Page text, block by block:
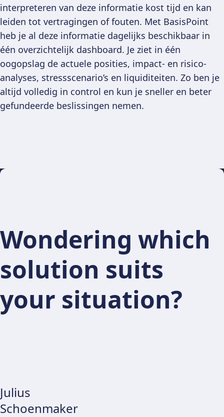
interpreteren van deze informatie kost tijd en kan
leiden tot vertragingen of fouten. Met BasisPoint
heb je al deze informatie dagelijks beschikbaar in
één overzichtelijk dashboard. Je ziet in één
oogopslag de actuele posities, impact- en risico-
analyses, stressscenario’s en liquiditeiten. Zo ben je
altijd volledig in control en kun je sneller en beter
gefundeerde beslissingen nemen.
Wondering which
solution suits
your situation?
Julius
Schoenmaker